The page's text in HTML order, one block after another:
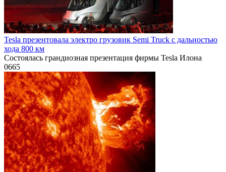
Tesla презентовала электро грузовик Semi Truck с дальностью
хода 800 км
Состоялась грандиозная презентация фирмы Tesla Илона
0665